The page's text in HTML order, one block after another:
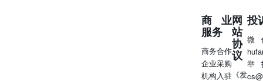
的4月2日前签署最终出售港口的协议。不过他们表示，围绕
交易的工作仍在推进，但各方需要更多时间来完成尽职调查
（Balboa）和克里斯托瓦尔港（Cristobal）分别扼守巴拿马
运河这条连接大西洋和太平洋战略要冲的两端，也是该交易
商业
服务
商务合作
企业采购
机构入驻
网
站
协
议
《发
投
微
举